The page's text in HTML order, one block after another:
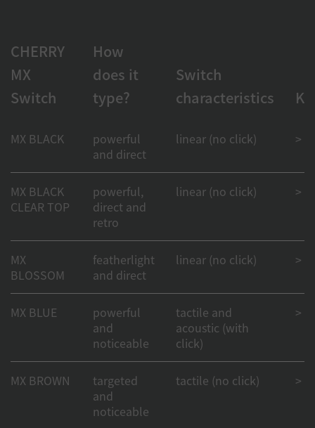
CHERRY
MX
Switch
How
does it
type?
Switch
characteristics
MX BLACK
powerful
and direct
linear (no click) >
MX BLACK
CLEAR TOP
powerful,
direct and
retro
linear (no click) >
MX
BLOSSOM
featherlight
and direct
linear (no click) >
MX BLUE
powerful
and
noticeable
tactile and
acoustic (with
click)
>
MX BROWN
targeted
and
noticeable
tactile (no click) >